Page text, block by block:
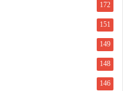
172
151
149
148
146